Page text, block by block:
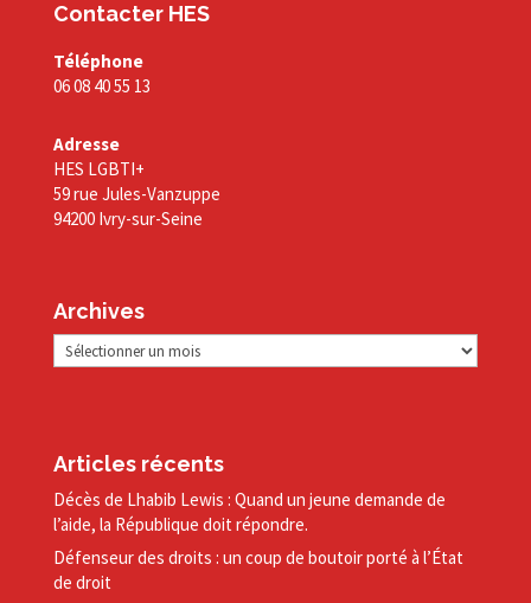
Contacter HES
Téléphone
06 08 40 55 13
Adresse
HES LGBTI+
59 rue Jules-Vanzuppe
94200 Ivry-sur-Seine
Archives
Archives
Articles récents
Décès de Lhabib Lewis : Quand un jeune demande de
l’aide, la République doit répondre.
Défenseur des droits : un coup de boutoir porté à l’État
de droit